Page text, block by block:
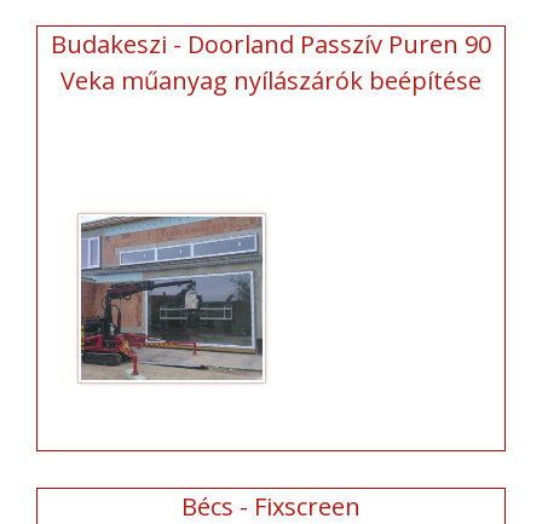
Budakeszi - Doorland Passzív Puren 90
Veka műanyag nyílászárók beépítése
Bécs - Fixscreen